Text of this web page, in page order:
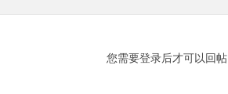
您需要登录后才可以回帖